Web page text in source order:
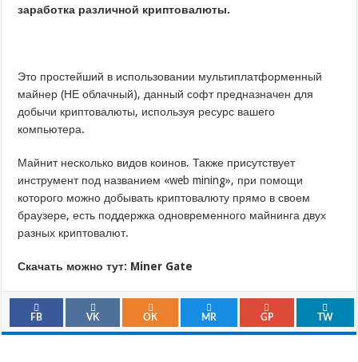
заработка различной криптовалюты.
Это простейший в использовании мультиплатформенный
майнер (НЕ облачный), данный софт предназначен для
добычи криптовалюты, используя ресурс вашего
компьютера.
Майнит несколько видов коинов. Также присутствует
инструмент под названием «web mining», при помощи
которого можно добывать криптовалюту прямо в своем
браузере, есть поддержка одновременного майнинга двух
разных криптовалют.
Скачать можно тут: Miner Gate
FB VK OK MR GP TW